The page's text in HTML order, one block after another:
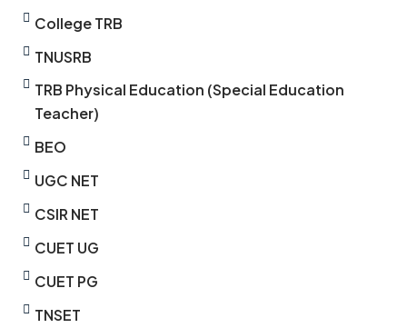
College TRB
TNUSRB
TRB Physical Education (Special Education
Teacher)
BEO
UGC NET
CSIR NET
CUET UG
CUET PG
TNSET